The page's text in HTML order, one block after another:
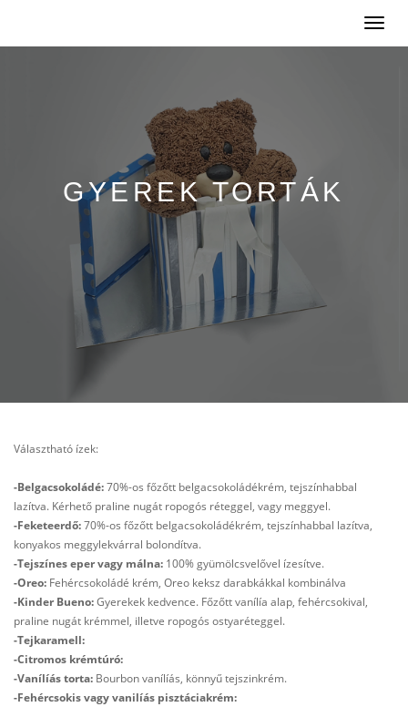
Toggle
GYEREK TORTÁK
Választható ízek:
-Belgacsokoládé:70%-os főzőtt belgacsokoládékrém, tejszínhabbal
lazítva. Kérhető praline nugát ropogós réteggel, vagy meggyel.
-Feketeerdő:70%-os főzőtt belgacsokoládékrém, tejszínhabbal lazítva,
konyakos meggylekvárral bolondítva.
-Tejszínes eper vagy málna: 100% gyümölcsvelővel ízesítve.
-Oreo: Fehércsokoládé krém, Oreo keksz darabkákkal kombinálva
-Kinder Bueno:Gyerekek kedvence. Főzőtt vanílía alap, fehércsokival,
praline nugát krémmel, illetve ropogós ostyaréteggel.
-Tejkaramell:
-Citromos krémtúró:
-Vanílíás torta: Bourbon vanílíás, könnyű tejszinkrém.
-Fehércsokis vagy vanilíás pisztáciakrém: